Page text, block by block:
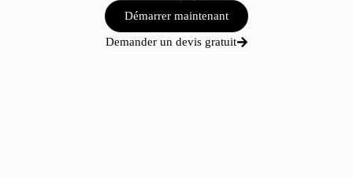
Démarrer maintenant
Demander un devis gratuit